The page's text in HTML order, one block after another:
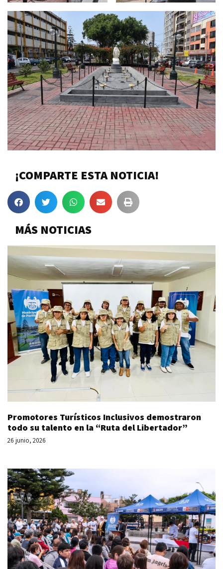
¡COMPARTE ESTA NOTICIA!
MÁS NOTICIAS
Promotores Turísticos Inclusivos demostraron
todo su talento en la “Ruta del Libertador”
26 junio, 2026